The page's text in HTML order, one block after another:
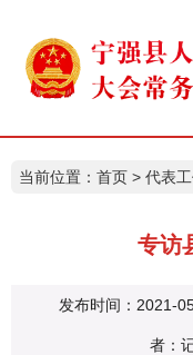
当前位置： 首页 > 代表
专访
发布时间：2021-
者：